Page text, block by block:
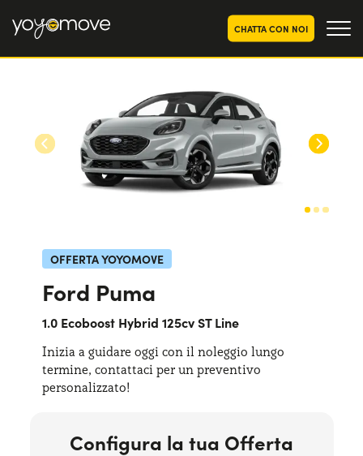
CHATTA CON NOI
OFFERTE NOLEGGIOLUNGO TERMINE
Aziende e P.IVA
OFFERTE NOLEGGIO
AUTO USATE
CHI SIAMO
Lavora con noi
PERCHÉ CONVIENE
SCEGLI UN PAESE
Serve assistenza?
OFFERTA YOYOMOVE
Ford Puma
1.0 Ecoboost Hybrid 125cv ST Line
Inizia a guidare oggi con il noleggio lungo
termine, contattaci per un preventivo
personalizzato!
Configura la tua Offerta